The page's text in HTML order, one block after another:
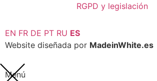
RGPD y legislación
EN FR DE PT RU ES
Website diseñada por MadeinWhite.es
Menú